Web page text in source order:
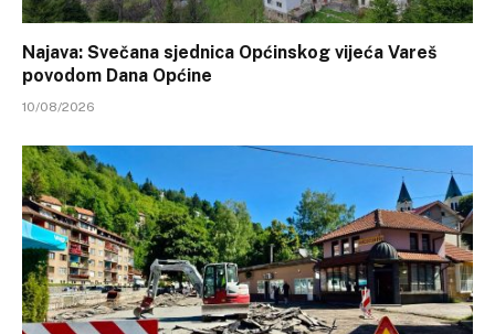
Najava: Svečana sjednica Općinskog vijeća Vareš
povodom Dana Općine
10/08/2026